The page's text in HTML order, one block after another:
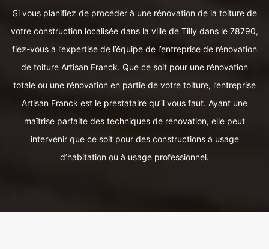
Si vous planifiez de procéder à une rénovation de la toiture de
votre construction localisée dans la ville de Tilly dans le 78790,
fiez-vous à l’expertise de l’équipe de l’entreprise de rénovation
de toiture Artisan Franck. Que ce soit pour une rénovation
totale ou une rénovation en partie de votre toiture, l’entreprise
Artisan Franck est le prestataire qu’il vous faut. Ayant une
maîtrise parfaite des techniques de rénovation, elle peut
intervenir que ce soit pour des constructions à usage
d’habitation ou à usage professionnel.